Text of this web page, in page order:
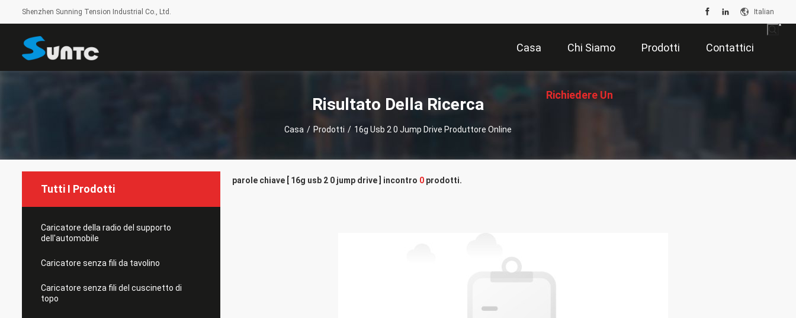
Shenzhen Sunning Tension Industrial Co., Ltd. Italian
Casa Chi Siamo Prodotti Contattici
Richiedere Un
Risultato Della Ricerca
Casa / Prodotti / 16g Usb 2 0 Jump Drive Produttore Online
Tutti I Prodotti
Caricatore della radio del supporto
dell'automobile
Caricatore senza fili da tavolino
Caricatore senza fili del cuscinetto di
topo
parole chiave [ 16g usb 2 0 jump drive ] incontro 0 prodotti.